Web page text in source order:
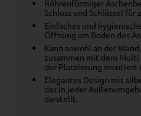
Röhrenförmiger
Schloss und Schlüssel
Einfaches und
Öffnung am Boden des
Kann sowohl an der
zusammen mit dem
der Platzierung montiert
Elegantes Design mit
das in jeder
darstellt.